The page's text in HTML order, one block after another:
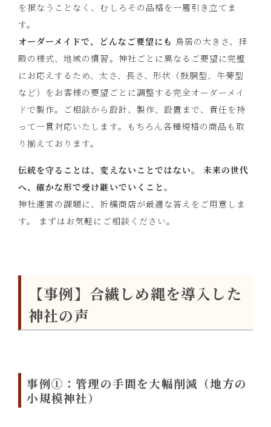
を損なうことなく、むしろその品格を一層引き立てま
す。
オーダーメイドで、どんなご要望にも 鳥居の大きさ、拝
殿の様式、地域の慣習。神社ごとに異なるご要望に完璧
にお応えするため、太さ、長さ、形状（鼓胴型、牛蒡型
など）をお客様の要望ごとに調整する完全オーダーメイ
ドで製作。ご相談から設計、製作、設置まで、責任を持
って一貫対応いたします。もちろん各種規格の商品も取
り揃えております。
伝統を守ることは、変えないことではない。
未来の世代
へ、確かな形で受け継いでいくこと。
神社運営の課題に、折橋商店が最適な答えをご用意しま
す。 まずはお気軽にご相談ください。
【事例】合繊しめ縄を導入した
神社の声
事例①：管理の手間を大幅削減（地方の
小規模神社）